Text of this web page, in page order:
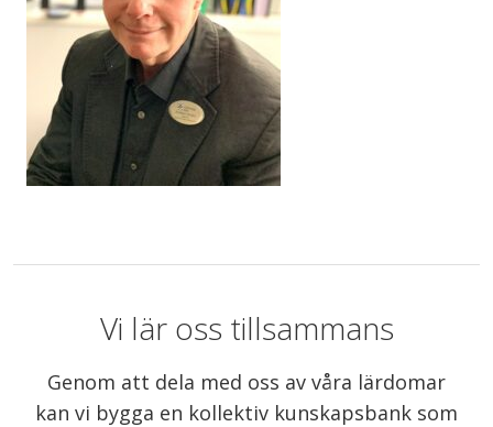
Vi lär oss tillsammans
Genom att dela med oss av våra lärdomar
kan vi bygga en kollektiv kunskapsbank som